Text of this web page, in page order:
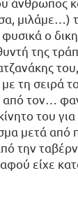
μιλάμε…)
ο
της
τη σειρά
από τον…
του
μετά από
την
είχε